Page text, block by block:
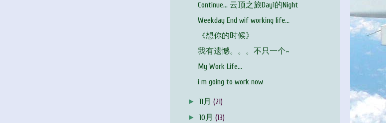
Continue... 云顶之旅Day1的Night
Weekday End wif working life...
《想你的时候》
我有遗憾。。。不只一个~
My Work Life...
i m going to work now
►11月(21)
►10月(13)